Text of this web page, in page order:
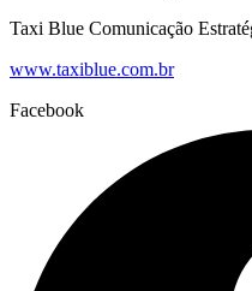
Taxi Blue Comunicação
www.taxiblue.com.br
Facebook